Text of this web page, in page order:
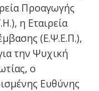
Προαγωγής
η Εταιρεία
(Ε.Ψ.Ε.Π.),
την Ψυχική
ο
Ευθύνης